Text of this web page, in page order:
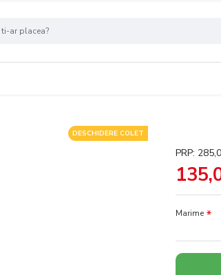
DESCHIDERE COLET
PRP:
Marime